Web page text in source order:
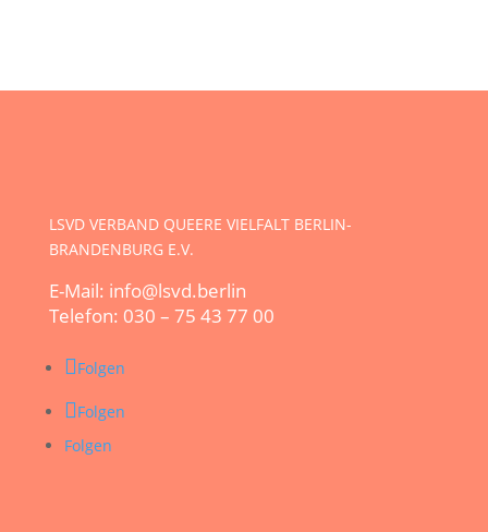
LSVD VERBAND QUEERE VIELFALT BERLIN-
BRANDENBURG E.V.
E-Mail: info@lsvd.berlin
Telefon: 030 – 75 43 77 00
Folgen
Folgen
Folgen